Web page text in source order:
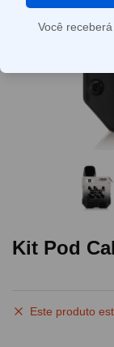
Kit Pod
Este produto
Você